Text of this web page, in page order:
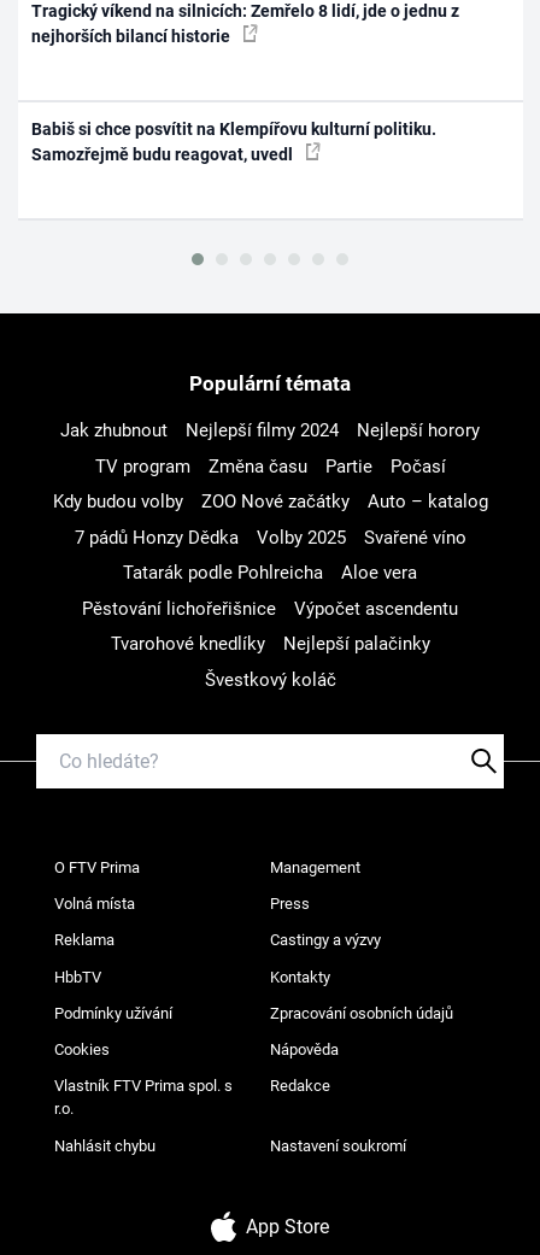
Tragický víkend na silnicích: Zemřelo 8 lidí, jde o jednu z
nejhorších bilancí historie
Babiš si chce posvítit na Klempířovu kulturní politiku.
Samozřejmě budu reagovat, uvedl
Populární témata
Jak zhubnout Nejlepší filmy 2024
Nejlepší horory
TV program
Změna času Partie
Počasí
Kdy budou volby
ZOO Nové začátky
Auto – katalog
7 pádů Honzy Dědka
Volby 2025
Svařené víno
Tatarák podle Pohlreicha
Aloe vera
Pěstování lichořeřišnice
Výpočet ascendentu
Tvarohové knedlíky
Nejlepší palačinky
Švestkový koláč
O FTV Prima Management
Volná místa Press
Reklama Castingy a výzvy
HbbTV Kontakty
Podmínky užívání Zpracování osobních údajů
Cookies Nápověda
Vlastník FTV Prima spol. s
r.o.
Redakce
Nahlásit chybu Nastavení soukromí
App Store